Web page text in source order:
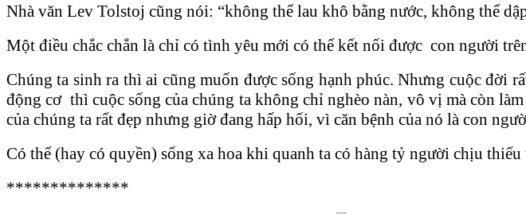
Nhà văn Lev Tolstoj cũng nói: “không thể lau khô bằng nước, không thể
Một điều chắc chắn là chỉ có tình yêu mới có thể kết nối được con người
Chúng ta sinh ra thì ai cũng muốn được sống hạnh phúc. Nhưng cuộc đời
động cơ thì cuộc sống của chúng ta không chỉ nghèo nàn, vô vị mà còn
của chúng ta rất đẹp nhưng giờ đang hấp hối, vì căn bệnh của nó là con
Có thể (hay có quyền) sống xa hoa khi quanh ta có hàng tỷ người chịu
**************